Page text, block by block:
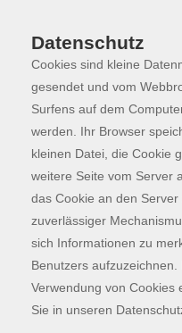
Skip to main content
Programm
Der Kurs konnte
Datenschutz
Cookies sind kleine
gesendet und vom
Surfens auf dem
werden. Ihr Browser
kleinen Datei, die Cookie
weitere Seite vom Server
das Cookie an den
zuverlässiger
sich Informationen zu
Benutzers aufzuzeichnen.
Verwendung von Cookies
Sie in unseren